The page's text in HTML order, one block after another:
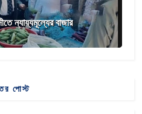
ন্যায্যমূল্যের বাজার
পোস্ট